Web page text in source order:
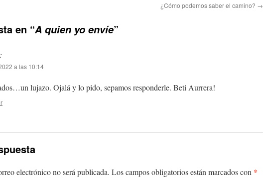
¿Cómo podemos saber el camino? →
en “A quien yo envíe”
a las 10:14
lujazo. Ojalá y lo pido, sepamos responderle. Beti Aurrera!
electrónico no será publicada. Los campos obligatorios están marcados con *